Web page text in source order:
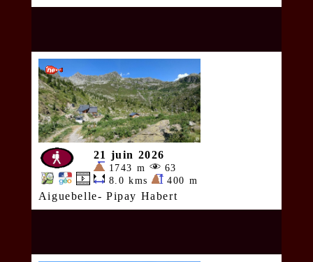
21 juin 2026
1743 m
63
8.0 kms
400 m
Aiguebelle- Pipay Habert